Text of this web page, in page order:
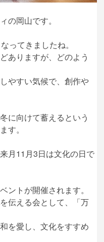
の岡山です。
ってきましたね。
ありますが、どのよう
やすい気候で、創作や
に向けて蓄えるという
す。
月11月3日は文化の日で
ントが開催されます。
伝える会として、「万
を愛し、文化をすすめ